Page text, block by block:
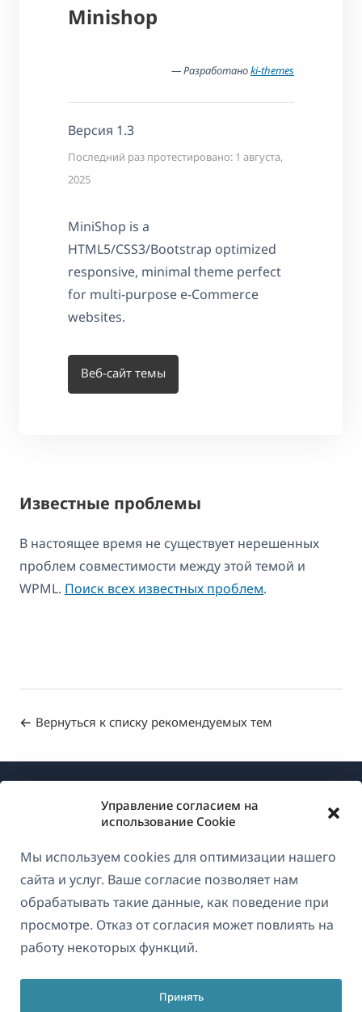
Управление согласием на
использование Cookie
Мы используем cookies для оптимизации нашего
сайта и услуг. Ваше согласие позволяет нам
обрабатывать такие данные, как поведение при
просмотре. Отказ от согласия может повлиять на
работу некоторых функций.
Принять
Minishop
— Разработаноki-themes
Версия 1.3
Последний раз протестировано: 1 августа,
2025
MiniShop is a
HTML5/CSS3/Bootstrap optimized
responsive, minimal theme perfect
for multi-purpose e-Commerce
websites.
Веб-сайт темы
Известные проблемы
В настоящее время не существует нерешенных
проблем совместимости между этой темой и
WPML. Поиск всех известных проблем.
Вернуться к списку рекомендуемых тем
О WPML
GDPR и политика конфиденциальности
Присоединяйтесь к нашей команде
(открывается
в
новом
в
новом
в